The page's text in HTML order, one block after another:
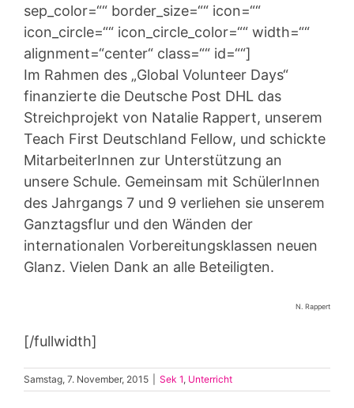
sep_color=““ border_size=““ icon=““
icon_circle=““ icon_circle_color=““ width=““
alignment=“center“ class=““ id=““]
Im Rahmen des „Global Volunteer Days“
finanzierte die Deutsche Post DHL das
Streichprojekt von Natalie Rappert, unserem
Teach First Deutschland Fellow, und schickte
MitarbeiterInnen zur Unterstützung an
unsere Schule. Gemeinsam mit SchülerInnen
des Jahrgangs 7 und 9 verliehen sie unserem
Ganztagsflur und den Wänden der
internationalen Vorbereitungsklassen neuen
Glanz. Vielen Dank an alle Beteiligten.
N. Rappert
[/fullwidth]
Samstag, 7. November, 2015 Sek 1, Unterricht